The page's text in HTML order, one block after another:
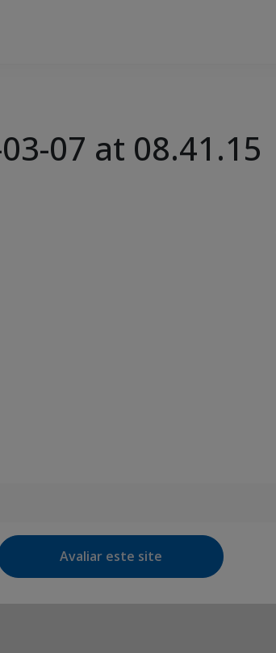
07 at 08.41.15
Avaliar este site